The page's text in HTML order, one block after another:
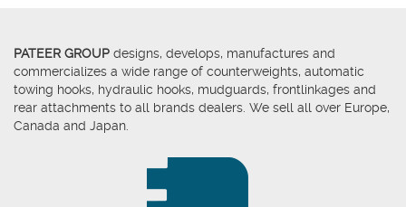
PATEER GROUP designs, develops, manufactures and
commercializes a wide range of counterweights, automatic
towing hooks, hydraulic hooks, mudguards, frontlinkages and
rear attachments to all brands dealers. We sell all over Europe,
Canada and Japan.